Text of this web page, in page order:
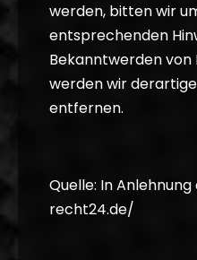
werden, bitten wir
entsprechenden
Bekanntwerden
werden wir
entfernen.
Quelle: In Anlehnung
recht24.de/